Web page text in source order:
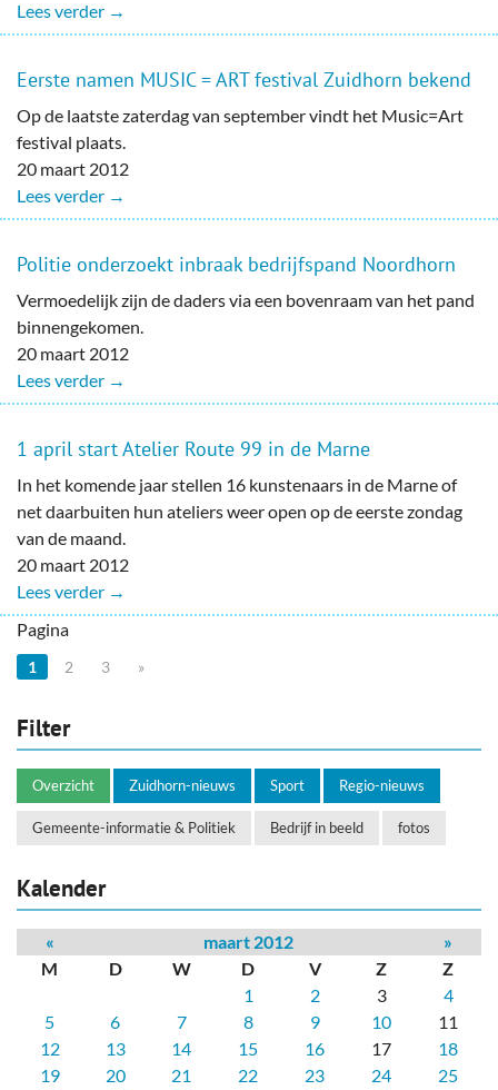
Lees verder →
Eerste namen MUSIC = ART festival Zuidhorn bekend
Op de laatste zaterdag van september vindt het Music=Art
festival plaats.
20 maart 2012
Lees verder →
Politie onderzoekt inbraak bedrijfspand Noordhorn
Vermoedelijk zijn de daders via een bovenraam van het pand
binnengekomen.
20 maart 2012
Lees verder →
1 april start Atelier Route 99 in de Marne
In het komende jaar stellen 16 kunstenaars in de Marne of
net daarbuiten hun ateliers weer open op de eerste zondag
van de maand.
20 maart 2012
Lees verder →
Pagina
1 2 3 »
Filter
Overzicht Zuidhorn-nieuws Sport Regio-nieuws
Gemeente-informatie & Politiek Bedrijf in beeld fotos
Kalender
« maart 2012
»
M
D W D V Z
Z
1
2 3
4
5
6 7 8 9 10
11
12
13 14 15 16 17
18
19
20 21 22 23 24
25